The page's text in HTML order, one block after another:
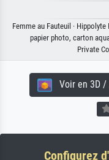
Femme au Fauteuil ·
papier photo, carton
Private
Voir en 3D /
Configurez